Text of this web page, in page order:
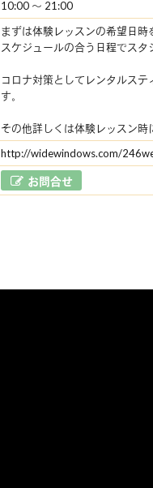
10:00 〜 21:00
まずは体験レッスンの希望日
スケジュールの合う日程でスタ
コロナ対策としてレンタルス
す。
その他詳しくは体験レッスン時
http://widewindows.com/
お問合せ